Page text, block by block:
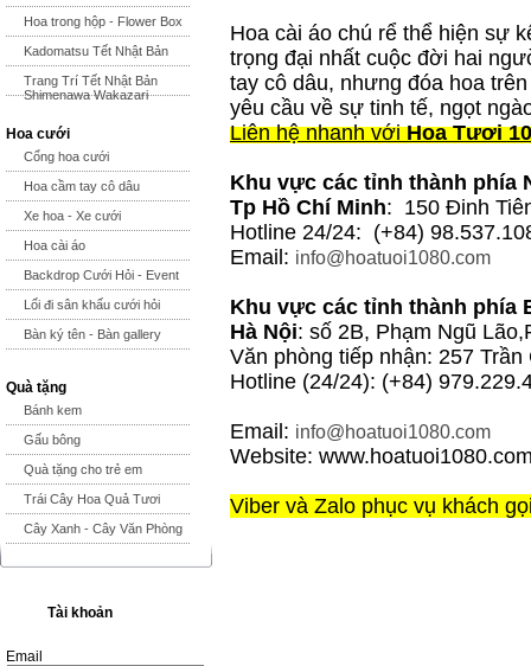
Hoa trong hộp - Flower Box
Kadomatsu Tết Nhật Bản
Trang Trí Tết Nhật Bản
Shimenawa Wakazari
Hoa cưới
Cổng hoa cưới
Hoa cầm tay cô dâu
Xe hoa - Xe cưới
Hoa cài áo
Backdrop Cưới Hỏi - Event
Lối đi sân khấu cưới hỏi
Bàn ký tên - Bàn gallery
Quà tặng
Bánh kem
Gấu bông
Quà tặng cho trẻ em
Trái Cây Hoa Quả Tươi
Cây Xanh - Cây Văn Phòng
Tài khoản
Email
Hoa cài áo chú rể thể hiện sự
trọng đại nhất cuộc đời hai
tay cô dâu, nhưng đóa hoa
yêu cầu về sự tinh tế, ngọt
Liên hệ nhanh với Hoa Tươi
Khu vực các tỉnh thành phía
Tp Hồ Chí Minh: 150 Đinh
Hotline 24/24: (+84)
Email: info@hoatuoi1080.com
Khu vực các tỉnh thành phía
Hà Nội: số 2B, Phạm Ngũ
Văn phòng tiếp nhận: 257 Trần
Hotline (24/24): (+84)
Email: info@hoatuoi1080.com
Website:
Viber và Zalo phục vụ khách